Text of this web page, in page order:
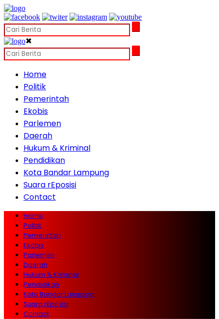
✖
Home
Politik
Pemerintah
Ekobis
Parlemen
Daerah
Hukum & Kriminal
Pendidikan
Kota Bandar Lampung
Suara rEposisi
Contact
Home
Politik
Pemerintah
Ekobis
Parlemen
Daerah
Hukum & Kriminal
Pendidikan
Kota Bandar Lampung
Suara rEposisi
Contact